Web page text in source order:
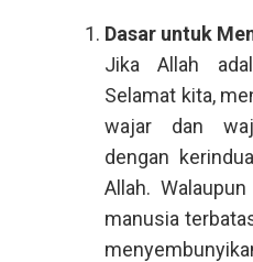
Dasar untuk
Jika Allah
Selamat kita,
wajar dan
dengan
Allah.
manusia